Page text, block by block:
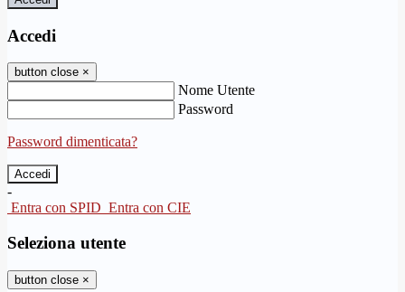
Accedi
button close ×
Nome Utente
Password
Password dimenticata?
-
Entra con SPID Entra con CIE
Seleziona utente
button close ×